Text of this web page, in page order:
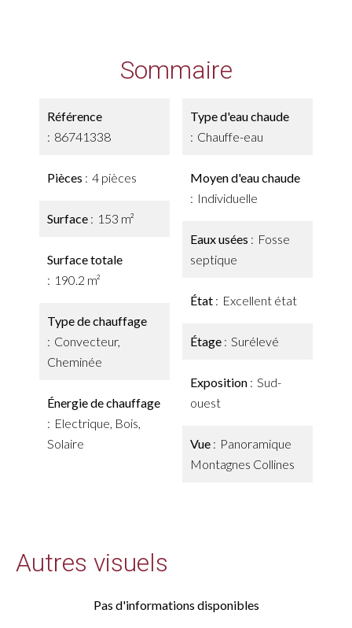
Sommaire
Référence
86741338
Pièces 4 pièces
Surface 153 m²
Surface totale
190.2 m²
Type de chauffage
Convecteur,
Cheminée
Énergie de chauffage
Electrique, Bois,
Solaire
Type d'eau chaude
Chauffe-eau
Moyen d'eau chaude
Individuelle
Eaux usées
Fosse
septique
État Excellent état
Étage Surélevé
Exposition
Sud-
ouest
Vue
Panoramique
Montagnes Collines
Autres visuels
Pas d'informations disponibles